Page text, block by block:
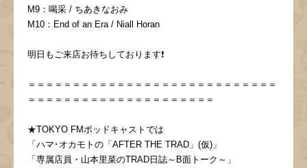
M9：喝采 / ちあきなおみ
M10：End of an Era / Niall Horan
明日もご来店お待ちしております❗️
＝＝＝＝＝＝＝＝＝＝＝＝＝＝＝＝＝＝＝＝＝＝＝＝＝＝＝＝
＝＝＝＝＝＝＝＝＝＝＝＝＝＝＝＝＝＝＝＝＝
★TOKYO FMポッドキャストでは
「ハマ･オカモトの「AFTER THE TRAD」(仮)」
「専属店員・山本里菜のTRAD日誌～B面トーク～」